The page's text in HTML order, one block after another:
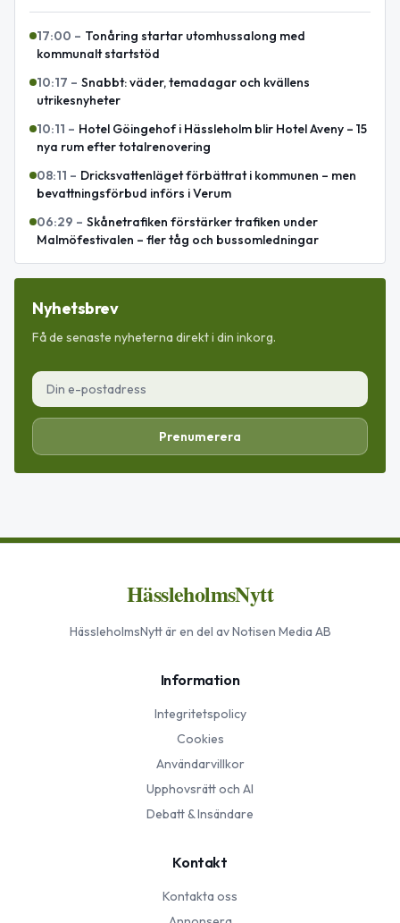
17:00 – Tonåring startar utomhussalong med
kommunalt startstöd
10:17 – Snabbt: väder, temadagar och kvällens
utrikesnyheter
10:11 – Hotel Göingehof i Hässleholm blir Hotel Aveny – 15
nya rum efter totalrenovering
08:11 – Dricksvattenläget förbättrat i kommunen – men
bevattningsförbud införs i Verum
06:29 – Skånetrafiken förstärker trafiken under
Malmöfestivalen – fler tåg och bussomledningar
Nyhetsbrev
Få de senaste nyheterna direkt i din inkorg.
Prenumerera
HässleholmsNytt
HässleholmsNyttär en del av Notisen Media AB
Information
Integritetspolicy
Cookies
Användarvillkor
Upphovsrätt och AI
Debatt & Insändare
Kontakt
Kontakta oss